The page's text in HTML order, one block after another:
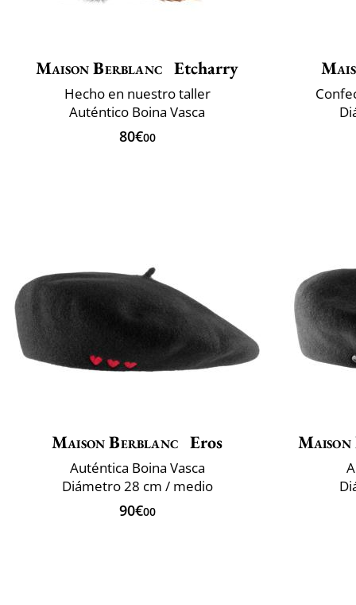
Maison Berblanc Etcharry
Hecho en nuestro taller
Auténtico Boina Vasca
80€00
Maison Berblanc Eros
Auténtica Boina Vasca
Diámetro 28 cm / medio
90€00